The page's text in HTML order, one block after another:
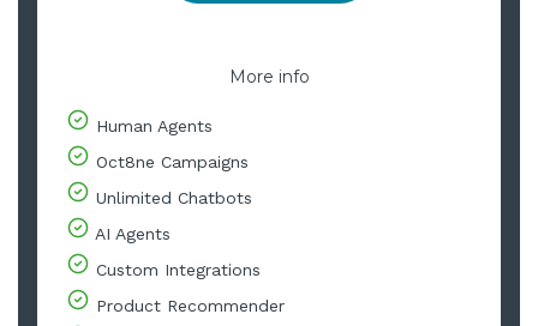
More info
Human Agents
Oct8ne Campaigns
Unlimited Chatbots
AI Agents
Custom Integrations
Product Recommender